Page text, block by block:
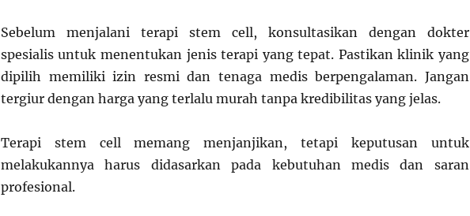
Sebelum menjalani terapi stem cell, konsultasikan dengan dokter
spesialis untuk menentukan jenis terapi yang tepat. Pastikan klinik yang
dipilih memiliki izin resmi dan tenaga medis berpengalaman. Jangan
tergiur dengan harga yang terlalu murah tanpa kredibilitas yang jelas.
Terapi stem cell memang menjanjikan, tetapi keputusan untuk
melakukannya harus didasarkan pada kebutuhan medis dan saran
profesional.